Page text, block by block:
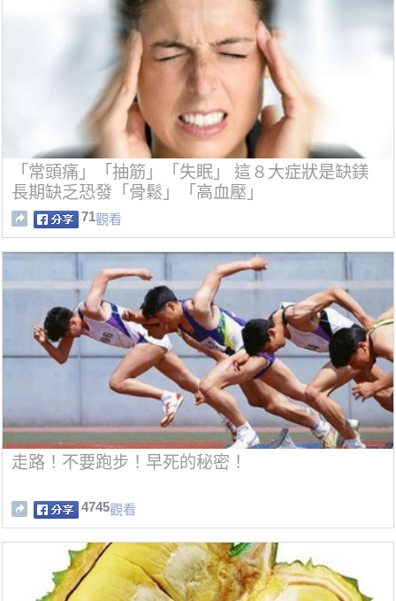
「常頭痛」「抽筋」「失眠」 這８大症狀是缺鎂
長期缺乏恐發「骨鬆」「高血壓」
71觀看
走路！不要跑步！早死的秘密！
4745觀看